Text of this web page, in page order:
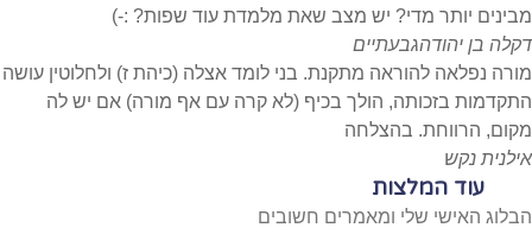
מבינים יותר מדי? יש מצב שאת מלמדת עוד שפות? :-)
דקלה בן יהודהגבעתיים
מורה נפלאה להוראה מתקנת. בני לומד אצלה (כיהת ז) ולחלוטין עושה
התקדמות בזכותה, הולך בכיף (לא קרה עם אף מורה) אם יש לה
מקום, הרווחת. בהצלחה
אילנית נקש
עוד המלצות
הבלוג האישי שלי ומאמרים חשובים